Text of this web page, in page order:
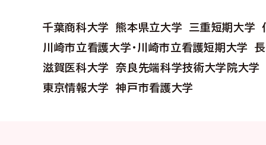
千葉商科大学 熊本県立大学 三重短期大学
川崎市立看護大学・川崎市立看護短期大学
滋賀医科大学
奈良先端科学技術大学院大学
東京情報大学
神戸市看護大学